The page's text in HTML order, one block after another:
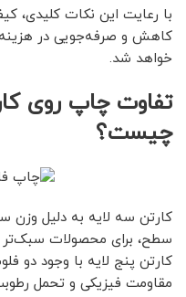
با رعایت این نکات کلیدی،
کاهش و صرفه‌جویی در
خواهد شد.
تفاوت چاپ روی
چیست؟
کارتن سه لایه به دلیل
سطح، برای محصولات
کارتن پنج لایه با وجود دو
مقاومت فیزیکی و تحمل